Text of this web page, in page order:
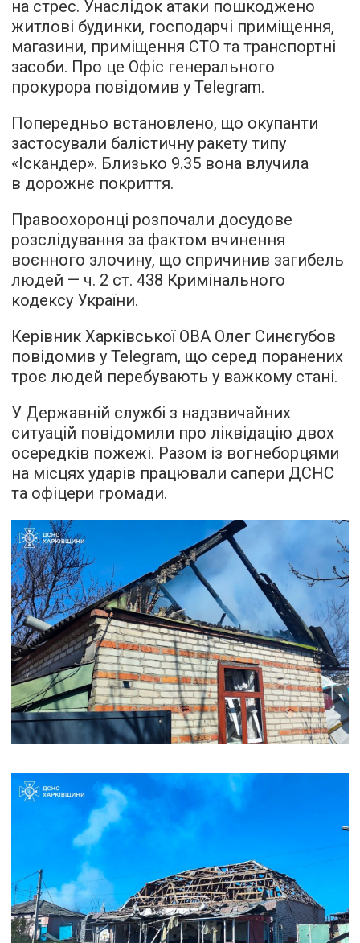
на стрес. Унаслідок атаки пошкоджено
житлові будинки, господарчі приміщення,
магазини, приміщення СТО та транспортні
засоби. Про це Офіс генерального
прокурора повідомив у Telegram.
Попередньо встановлено, що окупанти
застосували балістичну ракету типу
«Іскандер». Близько 9.35 вона влучила
в дорожнє покриття.
Правоохоронці розпочали досудове
розслідування за фактом вчинення
воєнного злочину, що спричинив загибель
людей — ч. 2 ст. 438 Кримінального
кодексу України.
Керівник Харківської ОВА Олег Синєгубов
повідомив у Telegram, що серед поранених
троє людей перебувають у важкому стані.
У Державній службі з надзвичайних
ситуацій повідомили про ліквідацію двох
осередків пожежі. Разом із вогнеборцями
на місцях ударів працювали сапери ДСНС
та офіцери громади.